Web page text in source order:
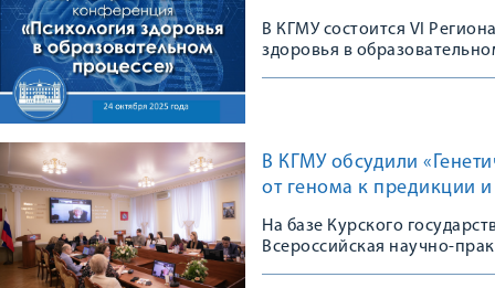
В КГМУ состоится VI
здоровья в
В КГМУ обсудили
от генома к предикции
На базе Курского
Всероссийская научно-